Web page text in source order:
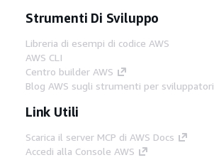
Strumenti Di Sviluppo
Libreria di esempi di codice AWS
AWS CLI
Centro builder AWS
Blog AWS sugli strumenti per sviluppatori
Link Utili
Scarica il server MCP di AWS Docs
Accedi alla Console AWS